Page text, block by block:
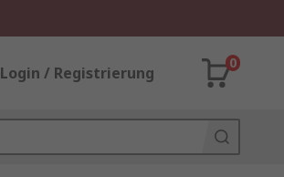
Login / Registrierung
0